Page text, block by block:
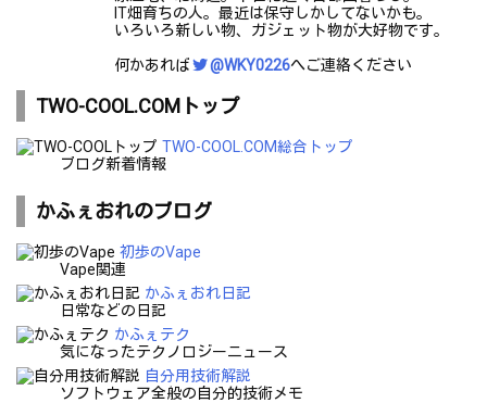
IT畑育ちの人。最近は保守しかしてないかも。
いろいろ新しい物、ガジェット物が大好物です。
何かあれば
@WKY0226へご連絡ください
TWO-COOL.COMトップ
TWO-COOL.COM総合トップ
ブログ新着情報
かふぇおれのブログ
初歩のVape
Vape関連
かふぇおれ日記
日常などの日記
かふぇテク
気になったテクノロジーニュース
自分用技術解説
ソフトウェア全般の自分的技術メモ